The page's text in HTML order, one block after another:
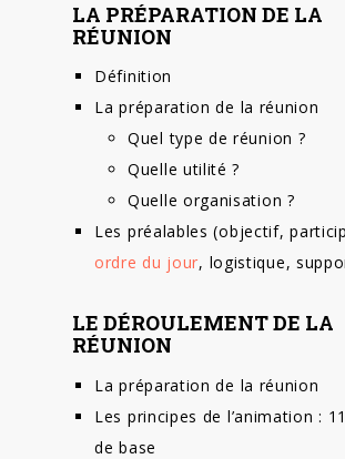
LA PRÉPARATION DE LA
RÉUNION
Définition
La préparation de la réunion
Quel type de réunion ?
Quelle utilité ?
Quelle organisation ?
Les préalables (objectif,
ordre du jour, logistique,
LE DÉROULEMENT DE LA
RÉUNION
La préparation de la réunion
Les principes de l’animation :
de base